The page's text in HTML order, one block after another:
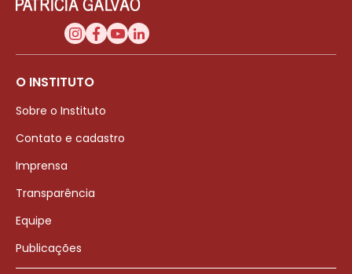
O INSTITUTO
Sobre o Instituto
Contato e cadastro
Imprensa
Transparência
Equipe
Publicações